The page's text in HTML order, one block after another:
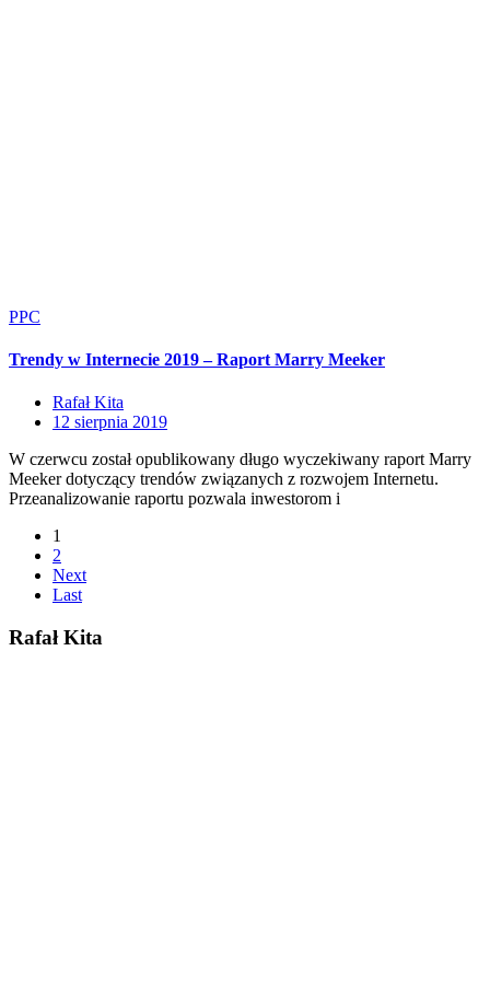
PPC
Trendy w Internecie 2019 – Raport Marry Meeker
Rafał Kita
12 sierpnia 2019
W czerwcu został opublikowany długo wyczekiwany raport Marry
Meeker dotyczący trendów związanych z rozwojem Internetu.
Przeanalizowanie raportu pozwala inwestorom i
1
2
Next
Last
Rafał Kita